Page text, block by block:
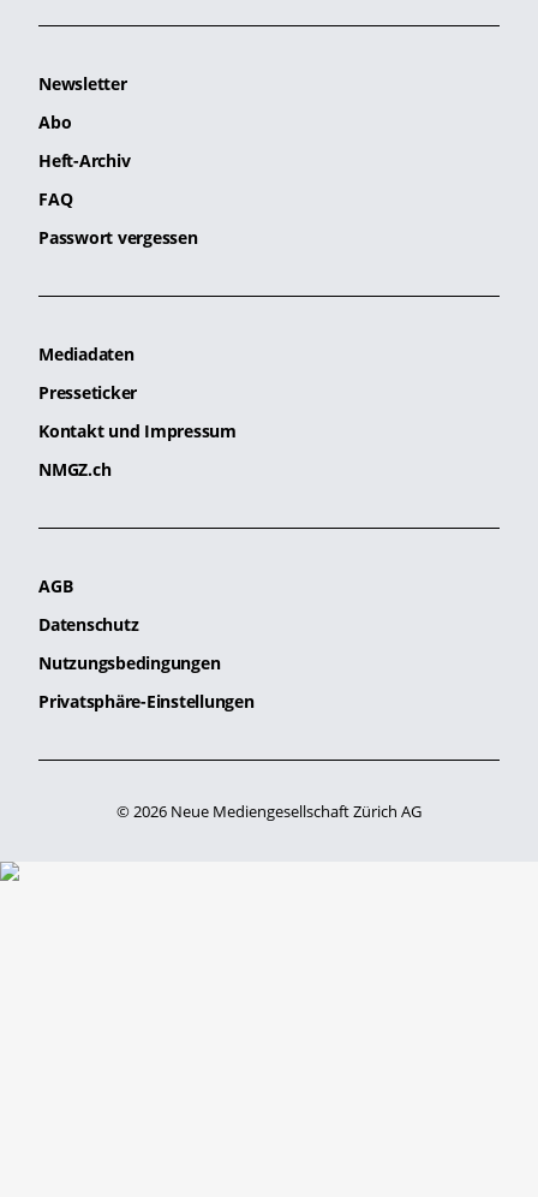
Newsletter
Abo
Heft-Archiv
FAQ
Passwort vergessen
Mediadaten
Presseticker
Kontakt und Impressum
NMGZ.ch
AGB
Datenschutz
Nutzungsbedingungen
Privatsphäre-Einstellungen
© 2026 Neue Mediengesellschaft Zürich AG